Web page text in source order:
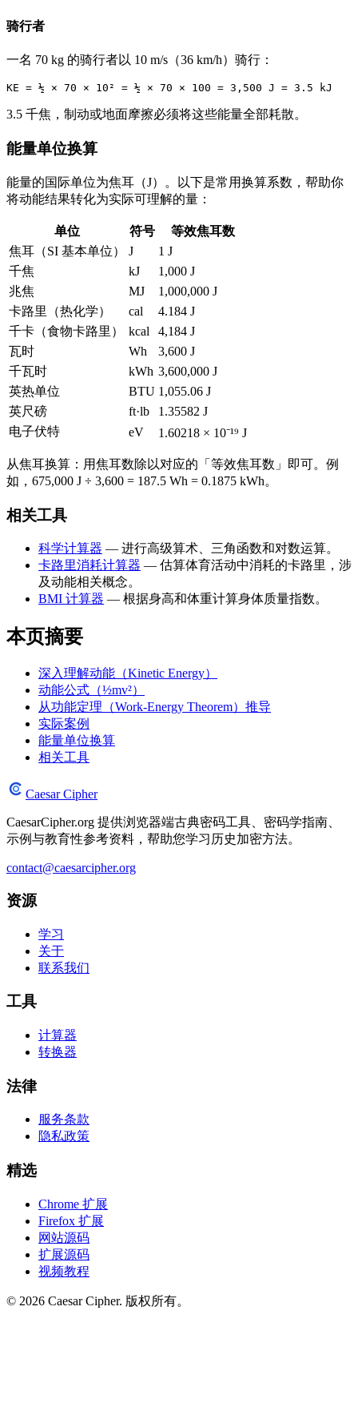
骑行者
一名 70 kg 的骑行者以 10 m/s（36 km/h）骑行：
3.5 千焦，制动或地面摩擦必须将这些能量全部耗散。
能量单位换算
能量的国际单位为焦耳（J）。以下是常用换算系数，帮助你
将动能结果转化为实际可理解的量：
单位 符号
等效焦耳数
焦耳（SI 基本单位）
J
1 J
千焦
kJ
1,000 J
兆焦
MJ
1,000,000 J
卡路里（热化学）
cal
4.184 J
千卡（食物卡路里）
kcal
4,184 J
瓦时
Wh
3,600 J
千瓦时
kWh 3,600,000 J
英热单位
BTU 1,055.06 J
英尺磅
ft·lb
1.35582 J
电子伏特
eV 1.60218 × 10⁻¹⁹ J
从焦耳换算：用焦耳数除以对应的「等效焦耳数」即可。例
如，675,000 J ÷ 3,600 = 187.5 Wh = 0.1875 kWh。
相关工具
科学计算器 — 进行高级算术、三角函数和对数运算。
卡路里消耗计算器 — 估算体育活动中消耗的卡路里，涉
及动能相关概念。
BMI 计算器 — 根据身高和体重计算身体质量指数。
本页摘要
深入理解动能（Kinetic Energy）
动能公式（½mv²）
从功能定理（Work-Energy Theorem）推导
实际案例
能量单位换算
相关工具
Caesar Cipher
CaesarCipher.org 提供浏览器端古典密码工具、密码学指南、
示例与教育性参考资料，帮助您学习历史加密方法。
contact@caesarcipher.org
资源
学习
关于
联系我们
工具
计算器
转换器
法律
服务条款
隐私政策
精选
Chrome 扩展
Firefox 扩展
网站源码
扩展源码
视频教程
© 2026 Caesar Cipher. 版权所有。